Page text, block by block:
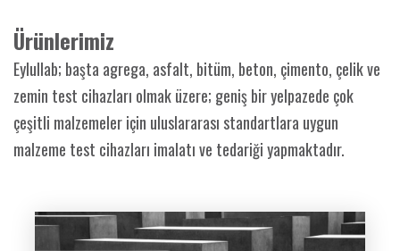
Ürünlerimiz
Eylullab; başta agrega, asfalt, bitüm, beton, çimento, çelik ve
zemin test cihazları olmak üzere; geniş bir yelpazede çok
çeşitli malzemeler için uluslararası standartlara uygun
malzeme test cihazları imalatı ve tedariği yapmaktadır.